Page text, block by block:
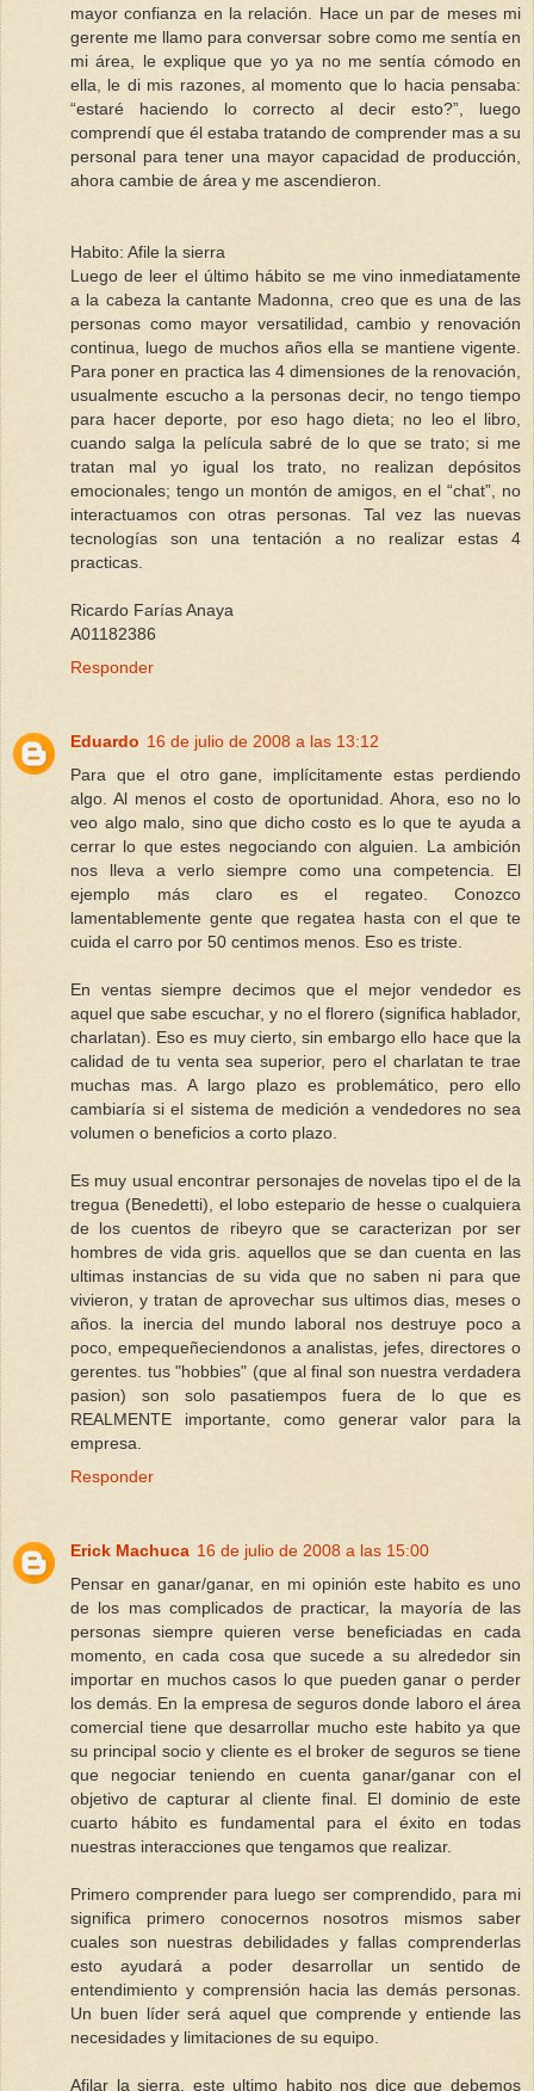
mayor confianza en la relación. Hace un par de meses mi
gerente me llamo para conversar sobre como me sentía en
mi área, le explique que yo ya no me sentía cómodo en
ella, le di mis razones, al momento que lo hacia pensaba:
“estaré haciendo lo correcto al decir esto?”, luego
comprendí que él estaba tratando de comprender mas a su
personal para tener una mayor capacidad de producción,
ahora cambie de área y me ascendieron.
Habito: Afile la sierra
Luego de leer el último hábito se me vino inmediatamente
a la cabeza la cantante Madonna, creo que es una de las
personas como mayor versatilidad, cambio y renovación
continua, luego de muchos años ella se mantiene vigente.
Para poner en practica las 4 dimensiones de la renovación,
usualmente escucho a la personas decir, no tengo tiempo
para hacer deporte, por eso hago dieta; no leo el libro,
cuando salga la película sabré de lo que se trato; si me
tratan mal yo igual los trato, no realizan depósitos
emocionales; tengo un montón de amigos, en el “chat”, no
interactuamos con otras personas. Tal vez las nuevas
tecnologías son una tentación a no realizar estas 4
practicas.
Ricardo Farías Anaya
A01182386
Responder
Eduardo 16 de julio de 2008 a las 13:12
Para que el otro gane, implícitamente estas perdiendo
algo. Al menos el costo de oportunidad. Ahora, eso no lo
veo algo malo, sino que dicho costo es lo que te ayuda a
cerrar lo que estes negociando con alguien. La ambición
nos lleva a verlo siempre como una competencia. El
ejemplo más claro es el regateo. Conozco
lamentablemente gente que regatea hasta con el que te
cuida el carro por 50 centimos menos. Eso es triste.
En ventas siempre decimos que el mejor vendedor es
aquel que sabe escuchar, y no el florero (significa hablador,
charlatan). Eso es muy cierto, sin embargo ello hace que la
calidad de tu venta sea superior, pero el charlatan te trae
muchas mas. A largo plazo es problemático, pero ello
cambiaría si el sistema de medición a vendedores no sea
volumen o beneficios a corto plazo.
Es muy usual encontrar personajes de novelas tipo el de la
tregua (Benedetti), el lobo estepario de hesse o cualquiera
de los cuentos de ribeyro que se caracterizan por ser
hombres de vida gris. aquellos que se dan cuenta en las
ultimas instancias de su vida que no saben ni para que
vivieron, y tratan de aprovechar sus ultimos dias, meses o
años. la inercia del mundo laboral nos destruye poco a
poco, empequeñeciendonos a analistas, jefes, directores o
gerentes. tus "hobbies" (que al final son nuestra verdadera
pasion) son solo pasatiempos fuera de lo que es
REALMENTE importante, como generar valor para la
empresa.
Responder
Erick Machuca 16 de julio de 2008 a las 15:00
Pensar en ganar/ganar, en mi opinión este habito es uno
de los mas complicados de practicar, la mayoría de las
personas siempre quieren verse beneficiadas en cada
momento, en cada cosa que sucede a su alrededor sin
importar en muchos casos lo que pueden ganar o perder
los demás. En la empresa de seguros donde laboro el área
comercial tiene que desarrollar mucho este habito ya que
su principal socio y cliente es el broker de seguros se tiene
que negociar teniendo en cuenta ganar/ganar con el
objetivo de capturar al cliente final. El dominio de este
cuarto hábito es fundamental para el éxito en todas
nuestras interacciones que tengamos que realizar.
Primero comprender para luego ser comprendido, para mi
significa primero conocernos nosotros mismos saber
cuales son nuestras debilidades y fallas comprenderlas
esto ayudará a poder desarrollar un sentido de
entendimiento y comprensión hacia las demás personas.
Un buen líder será aquel que comprende y entiende las
necesidades y limitaciones de su equipo.
Afilar la sierra, este ultimo habito nos dice que debemos